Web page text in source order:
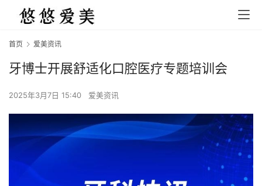
首页 爱美资讯
牙博士开展舒适化口腔医疗专题培训会
2025年3月7日 15:40 爱美资讯